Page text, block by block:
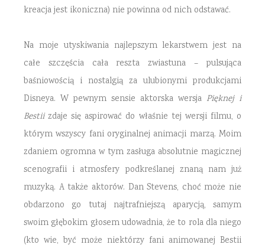
kreacja jest ikoniczna) nie powinna od nich odstawać.
Na moje utyskiwania najlepszym lekarstwem jest na
całe szczęścia cała reszta zwiastuna – pulsująca
baśniowością i nostalgią za ulubionymi produkcjami
Disneya. W pewnym sensie aktorska wersja Pięknej i
Bestiizdaje się aspirować do właśnie tej wersji filmu, o
którym wszyscy fani oryginalnej animacji marzą. Moim
zdaniem ogromna w tym zasługa absolutnie magicznej
scenografii i atmosfery podkreślanej znaną nam już
muzyką. A także aktorów. Dan Stevens, choć może nie
obdarzono go tutaj najtrafniejszą aparycją, samym
swoim głębokim głosem udowadnia, że to rola dla niego
(kto wie, być może niektórzy fani animowanej Bestii